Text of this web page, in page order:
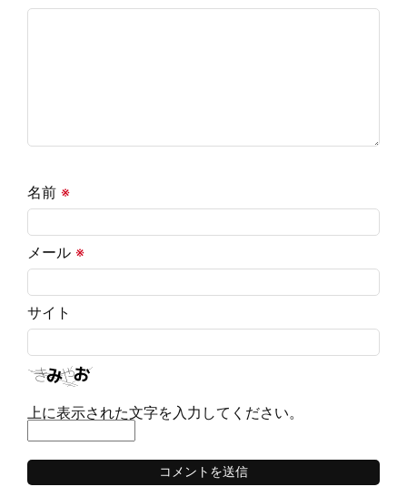
名前 ※
メール ※
サイト
上に表示された文字を入力してください。